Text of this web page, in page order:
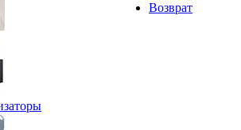
Возврат